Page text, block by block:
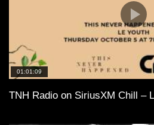
01:01:09
TNH Radio on SiriusXM Chill –